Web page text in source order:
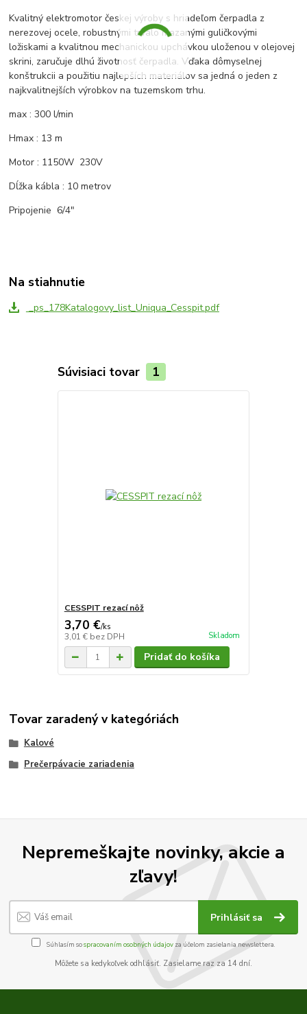
Kvalitný elektromotor českej výroby s hriadeľom čerpadla z
nerezovej ocele, robustnými trvalo mazanými guličkovými
ložiskami a kvalitnou mechanickou upchávkou uloženou v olejovej
skrini, zaručuje dlhú životnosť čerpadla. Vďaka dômyselnej
konštrukcii a použitiu najlepších materiálov sa jedná o jeden z
najkvalitnejších výrobkov na tuzemskom trhu.
max : 300 l/min
Hmax : 13 m
Motor : 1150W 230V
Dĺžka kábla : 10 metrov
Pripojenie 6/4"
Na stiahnutie
_ps_178Katalogovy_list_Uniqua_Cesspit.pdf
Súvisiaci tovar 1
CESSPIT rezací nôž
3,70 €/ks
3,01 € bez DPH Skladom
Pridať do košíka
Tovar zaradený v kategóriách
Kalové
Prečerpávacie zariadenia
Nepremeškajte novinky, akcie a
zľavy!
Prihlásiť sa
Súhlasím sospracovaním osobných údajov za účelom zasielania newslettera.
Môžete sa kedykoľvek odhlásiť. Zasielame raz za 14 dní.